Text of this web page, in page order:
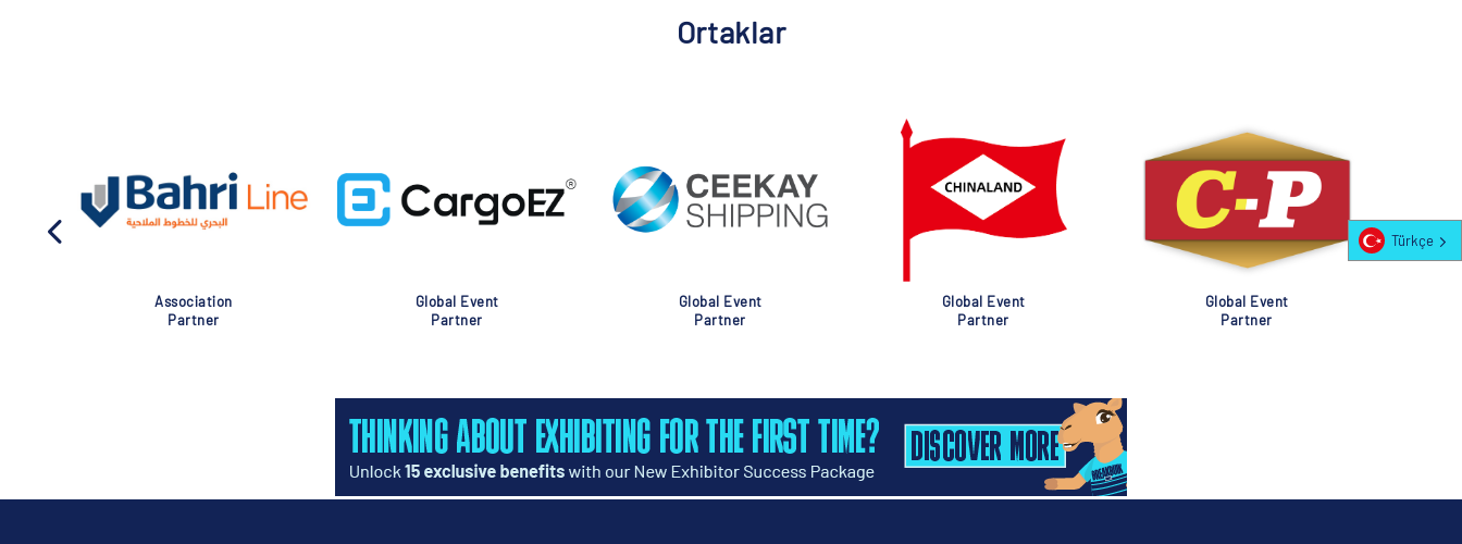
Ortaklar
Association
Partner
Global Event
Partner
Global Event
Partner
Global Event
Partner
Global Event
Partner
Türkçe